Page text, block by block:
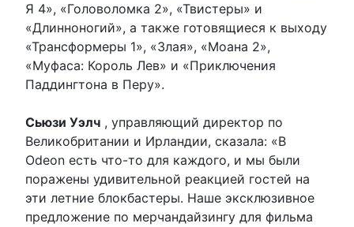
Я 4», «Головоломка 2», «Твистеры» и
«Длинноногий», а также готовящиеся к выходу
«Трансформеры 1», «Злая», «Моана 2»,
«Муфаса: Король Лев» и «Приключения
Паддингтона в Перу».
Сьюзи Уэлч , управляющий директор по
Великобритании и Ирландии, сказала: «В
Odeon есть что-то для каждого, и мы были
поражены удивительной реакцией гостей на
эти летние блокбастеры. Наше эксклюзивное
предложение по мерчандайзингу для фильма